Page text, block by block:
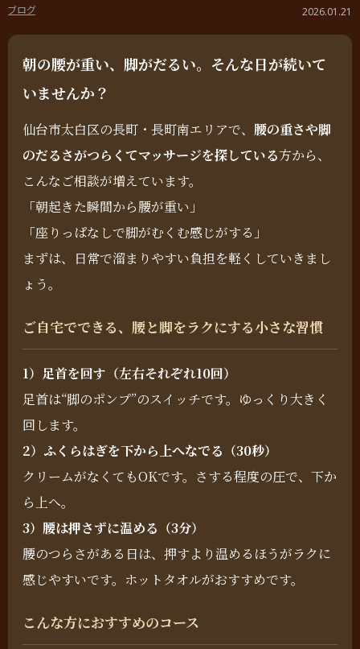
ブログ 2026.01.21
朝の腰が重い、脚がだるい。そんな日が続いて
いませんか？
仙台市太白区の長町・長町南エリアで、 腰の重さや脚
のだるさがつらくてマッサージを探している方から、
こんなご相談が増えています。
「朝起きた瞬間から腰が重い」
「座りっぱなしで脚がむくむ感じがする」
まずは、日常で溜まりやすい負担を軽くしていきまし
ょう。
ご自宅でできる、腰と脚をラクにする小さな習慣
1）足首を回す（左右それぞれ10回）
足首は“脚のポンプ”のスイッチです。ゆっくり大きく
回します。
2）ふくらはぎを下から上へなでる（30秒）
クリームがなくてもOKです。さする程度の圧で、下か
ら上へ。
3）腰は押さずに温める（3分）
腰のつらさがある日は、押すより温めるほうがラクに
感じやすいです。ホットタオルがおすすめです。
こんな方におすすめのコース